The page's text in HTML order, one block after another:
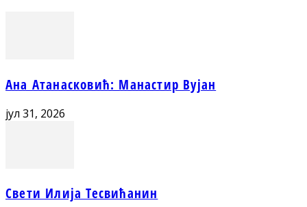
Ана Атанасковић: Манастир Вујан
јул 31, 2026
Свети Илија Тесвићанин